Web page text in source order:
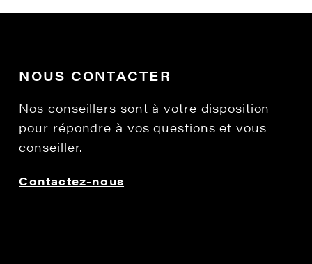
NOUS CONTACTER
Nos conseillers sont à votre disposition
pour répondre à vos questions et vous
conseiller.
Contactez-nous